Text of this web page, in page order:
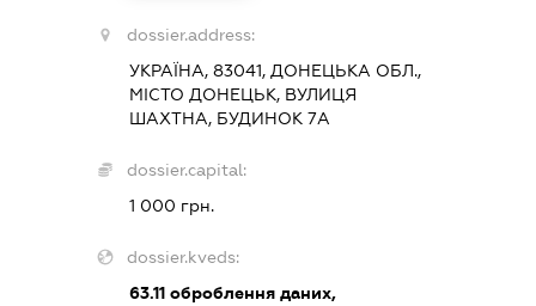
dossier.address:
УКРАЇНА, 83041, ДОНЕЦЬКА ОБЛ.,
МІСТО ДОНЕЦЬК, ВУЛИЦЯ
ШАХТНА, БУДИНОК 7А
dossier.capital:
1 000 грн.
dossier.kveds:
63.11оброблення даних,